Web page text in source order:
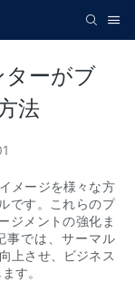
ーがブ
法
メージを様々な方
です。これらのプ
ジメントの強化ま
事では、サーマル
上させ、ビジネス
す。